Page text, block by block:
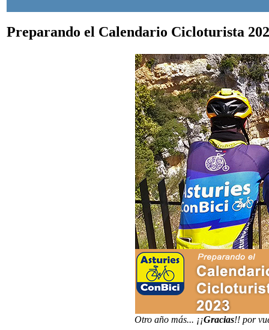
Preparando el Calendario Cicloturista
Otro año más... ¡¡Gracias!! por